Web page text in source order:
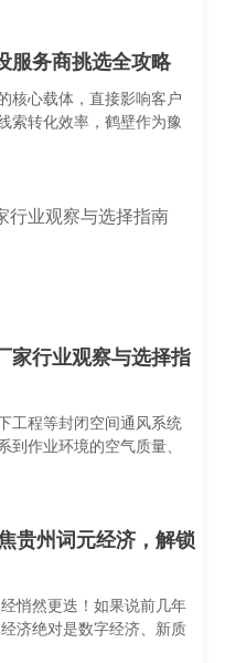
服务商挑选全攻略
核心载体，直接影响客户
索转化效率，鹤壁作为豫
家行业观察与选择指
工程等封闭空间通风系统
作业环境的空气质量、
贵州词元经济，解锁
悄然更迭！如果说前几年
济绝对是数字经济、新质